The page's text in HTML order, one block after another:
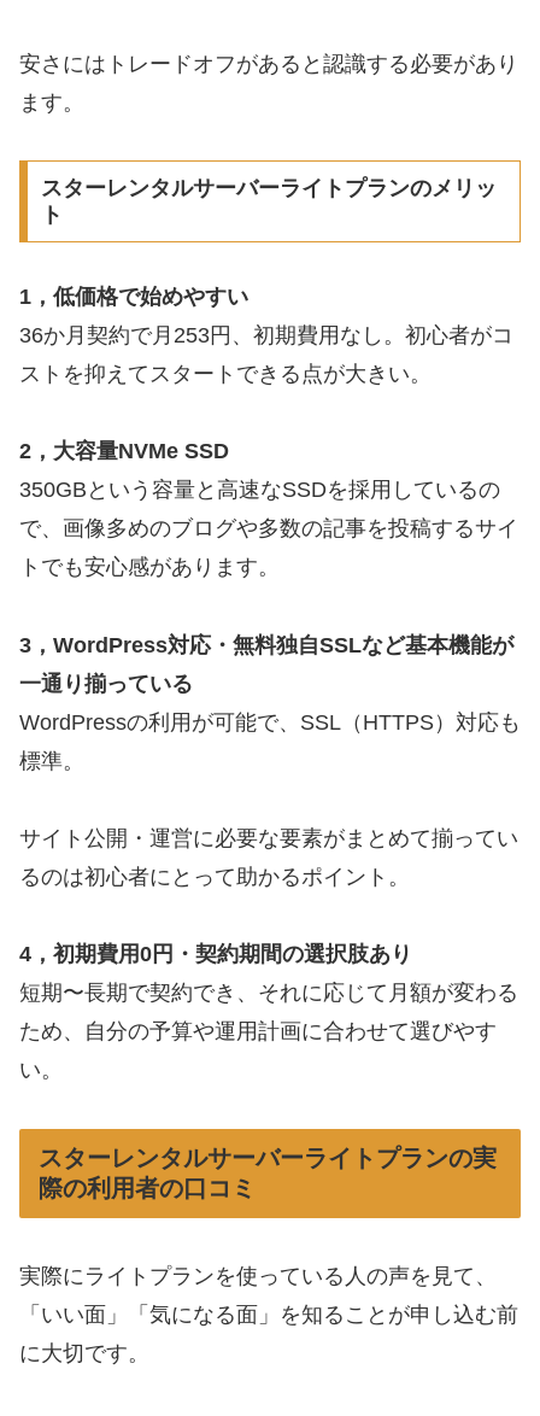
安さにはトレードオフがあると認識する必要があり
ます。
スターレンタルサーバーライトプランのメリッ
ト
1，低価格で始めやすい
36か月契約で月253円、初期費用なし。初心者がコ
ストを抑えてスタートできる点が大きい。
2，大容量NVMe SSD
350GBという容量と高速なSSDを採用しているの
で、画像多めのブログや多数の記事を投稿するサイ
トでも安心感があります。
3，WordPress対応・無料独自SSLなど基本機能が
一通り揃っている
WordPressの利用が可能で、SSL（HTTPS）対応も
標準。
サイト公開・運営に必要な要素がまとめて揃ってい
るのは初心者にとって助かるポイント。
4，初期費用0円・契約期間の選択肢あり
短期〜長期で契約でき、それに応じて月額が変わる
ため、自分の予算や運用計画に合わせて選びやす
い。
スターレンタルサーバーライトプランの実
際の利用者の口コミ
実際にライトプランを使っている人の声を見て、
「いい面」「気になる面」を知ることが申し込む前
に大切です。